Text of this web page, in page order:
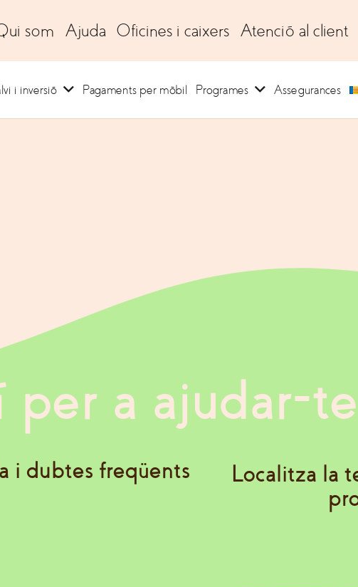
som Ajuda Oficines i caixers Atenció al client
i inversió Pagaments per mòbil Programes Assegurances
per a ajudar-te
i dubtes freqüents
Localitza la